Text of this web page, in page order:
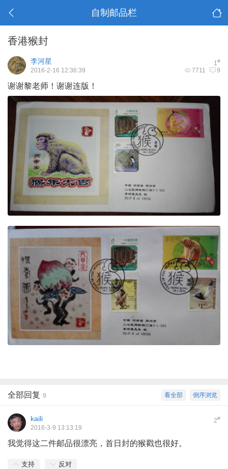
自制邮品栏
香港猴封
1#
李河星
7711 9
2016-2-16 12:36:39
谢谢黎老师！谢谢连版！
倒序浏览
看全部
全部回复 9
2#
kaili
2016-3-9 13:13:19
我觉得这二件邮品很漂亮，首日封的猴戳也很好。
支持 反对